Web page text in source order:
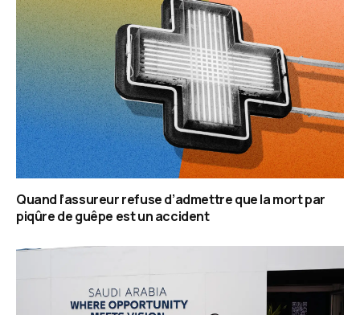
Quand l’assureur refuse d’admettre que la mort par
piqûre de guêpe est un accident